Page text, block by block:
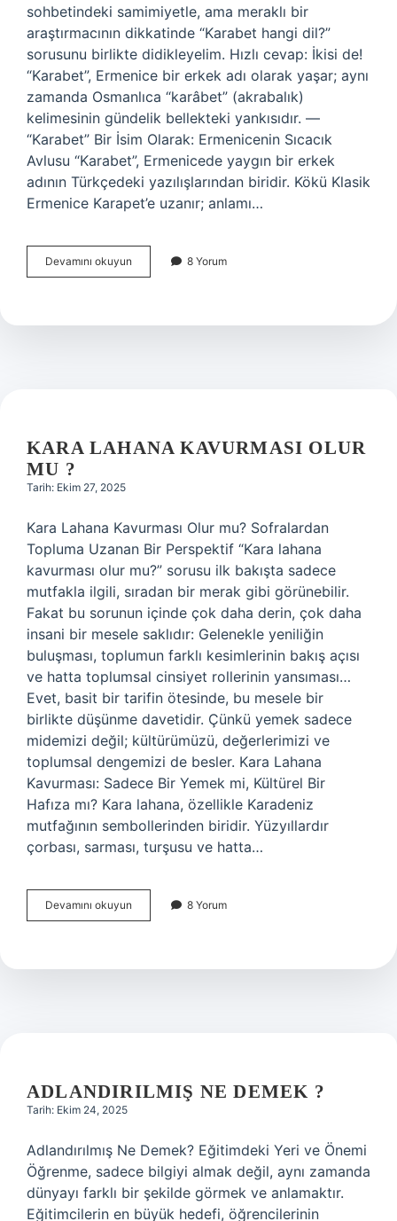
sohbetindeki samimiyetle, ama meraklı bir
araştırmacının dikkatinde “Karabet hangi dil?”
sorusunu birlikte didikleyelim. Hızlı cevap: İkisi de!
“Karabet”, Ermenice bir erkek adı olarak yaşar; aynı
zamanda Osmanlıca “karâbet” (akrabalık)
kelimesinin gündelik bellekteki yankısıdır. —
“Karabet” Bir İsim Olarak: Ermenicenin Sıcacık
Avlusu “Karabet”, Ermenicede yaygın bir erkek
adının Türkçedeki yazılışlarından biridir. Kökü Klasik
Ermenice Karapet’e uzanır; anlamı…
Devamını okuyun
hangi
8 Yorum
KARA LAHANA KAVURMASI OLUR
MU ?
Tarih: Ekim 27, 2025
Kara Lahana Kavurması Olur mu? Sofralardan
Topluma Uzanan Bir Perspektif “Kara lahana
kavurması olur mu?” sorusu ilk bakışta sadece
mutfakla ilgili, sıradan bir merak gibi görünebilir.
Fakat bu sorunun içinde çok daha derin, çok daha
insani bir mesele saklıdır: Gelenekle yeniliğin
buluşması, toplumun farklı kesimlerinin bakış açısı
ve hatta toplumsal cinsiyet rollerinin yansıması…
Evet, basit bir tarifin ötesinde, bu mesele bir
birlikte düşünme davetidir. Çünkü yemek sadece
midemizi değil; kültürümüzü, değerlerimizi ve
toplumsal dengemizi de besler. Kara Lahana
Kavurması: Sadece Bir Yemek mi, Kültürel Bir
Hafıza mı? Kara lahana, özellikle Karadeniz
mutfağının sembollerinden biridir. Yüzyıllardır
çorbası, sarması, turşusu ve hatta…
Devamını okuyun
lahana
mu
8 Yorum
ADLANDIRILMIŞ NE DEMEK ?
Tarih: Ekim 24, 2025
Adlandırılmış Ne Demek? Eğitimdeki Yeri ve Önemi
Öğrenme, sadece bilgiyi almak değil, aynı zamanda
dünyayı farklı bir şekilde görmek ve anlamaktır.
Eğitimcilerin en büyük hedefi, öğrencilerinin